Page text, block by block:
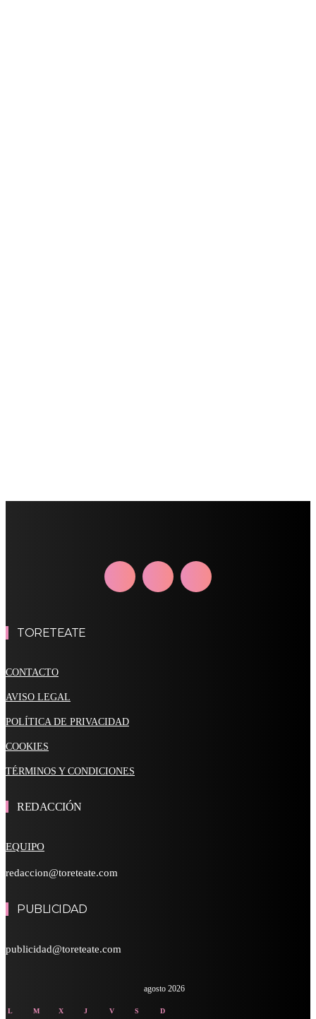
TORETEATE
CONTACTO
AVISO LEGAL
POLÍTICA DE PRIVACIDAD
COOKIES
TÉRMINOS Y CONDICIONES
REDACCIÓN
EQUIPO
redaccion@toreteate.com
PUBLICIDAD
publicidad@toreteate.com
agosto 2026
L M X J V S D